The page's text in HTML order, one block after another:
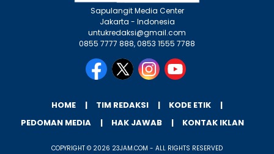
Sapulangit Media Center
Jakarta - Indonesia
untukredaksi@gmail.com
0855 7777 888, 0853 1555 7788
HOME TIM REDAKSI
KODE ETIK
PEDOMAN MEDIA
HAK JAWAB KONTAK IKLAN
COPYRIGHT © 2026 23JAM.COM - ALL RIGHTS RESERVED